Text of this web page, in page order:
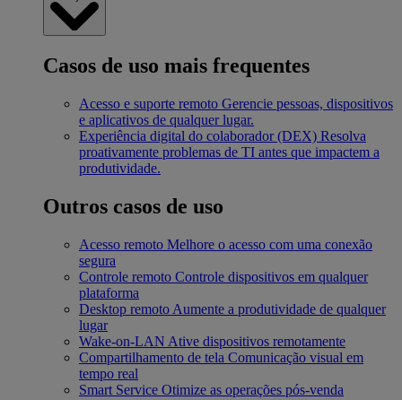
Casos de uso mais frequentes
Acesso e suporte remoto Gerencie pessoas, dispositivos
e aplicativos de qualquer lugar.
Experiência digital do colaborador (DEX) Resolva
proativamente problemas de TI antes que impactem a
produtividade.
Outros casos de uso
Acesso remoto Melhore o acesso com uma conexão
segura
Controle remoto Controle dispositivos em qualquer
plataforma
Desktop remoto Aumente a produtividade de qualquer
lugar
Wake-on-LAN Ative dispositivos remotamente
Compartilhamento de tela Comunicação visual em
tempo real
Smart Service Otimize as operações pós-venda